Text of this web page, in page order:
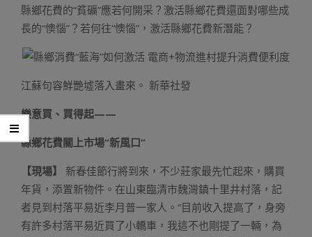
縣鄉花費的“貧礦”應若何開采？激活縣鄉花費還面對哪些成
長的“懊惱”？若何往“懊惱”，激活縣鄉花費新潛能？
江蘇句容鮮艷墟落入畫來。 新華社發
樂意買、買得起——
縣鄉花費關上市場“新風口”
【現場】
新春佳節行將到來，不少莊家最先忙起來，購買
年貨，添置新物件。在山東臨清市魏灣鎮十里井村落，記
者見到村落平易近李月普一家人。“目前收入提高了，身旁
有許多村落平易近買了小轎車，我這不也剛提了一輛，為